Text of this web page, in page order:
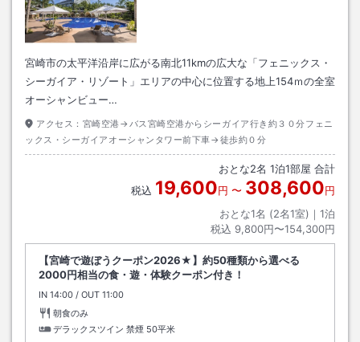
宮崎市の太平洋沿岸に広がる南北11kmの広大な「フェニックス・
シーガイア・リゾート」エリアの中心に位置する地上154ｍの全室
オーシャンビュー…
アクセス： 宮崎空港→バス宮崎空港からシーガイア行き約３０分フェニ
ックス・シーガイアオーシャンタワー前下車→徒歩約０分
おとな2名 1泊1部屋 合計
税込 19,600円 〜 308,600円
おとな1名 (2名1室)｜ 1泊
税込 9,800円〜154,300円
【宮崎で遊ぼうクーポン2026★】約50種類から選べる
2000円相当の食・遊・体験クーポン付き！
IN チェックイン
14:00 / OUT チェックアウト
11:00
朝食のみ
デラックスツイン 禁煙 50平米